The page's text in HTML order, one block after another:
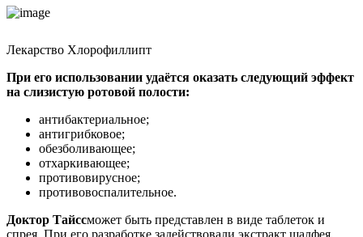
Лекарство Хлорофиллипт
При его использовании удаётся оказать следующий эффект
на слизистую ротовой полости:
антибактериальное;
антигрибковое;
обезболивающее;
отхаркивающее;
противовирусное;
противовоспалительное.
Доктор Тайссможет быть представлен в виде таблеток и